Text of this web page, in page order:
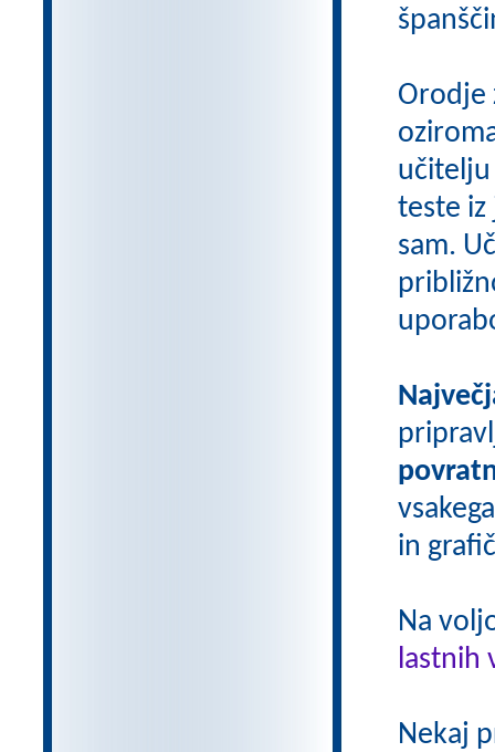
Orodje
učitelju
teste iz
sam.
in
Na
lastnih
Nekaj